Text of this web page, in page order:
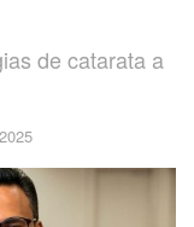
de catarata a